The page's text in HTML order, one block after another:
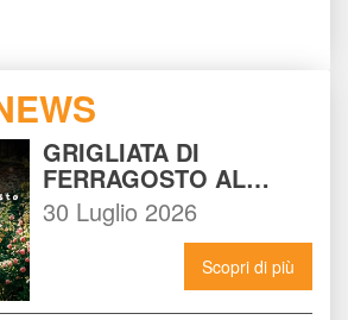
GRIGLIATA DI
FERRAGOSTO AL
BEACH GARDEN CLUB
MILANO: LA FESTA DA
NON PERDERE DEL 15
30 Luglio 2026
Scopri di più